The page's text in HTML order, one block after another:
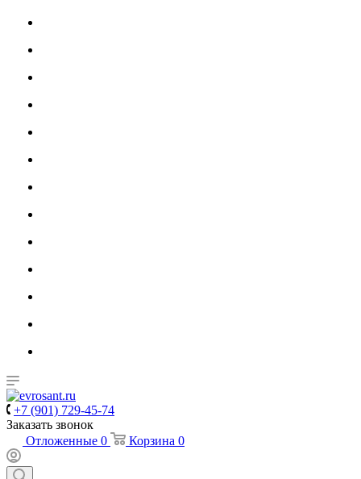
+7 (901) 729-45-74
Заказать звонок
Отложенные 0 Корзина 0